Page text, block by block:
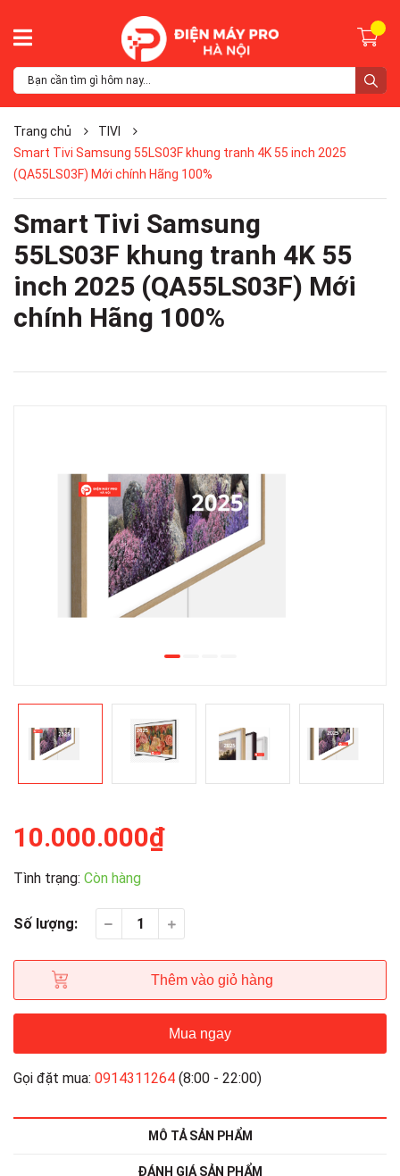
Trang chủ
TIVI
Smart Tivi Samsung 55LS03F khung tranh 4K 55 inch 2025
(QA55LS03F) Mới chính Hãng 100%
Smart Tivi Samsung
55LS03F khung tranh 4K 55
inch 2025 (QA55LS03F) Mới
chính Hãng 100%
10.000.000₫
Tình trạng: Còn hàng
Số lượng:
Thêm vào giỏ hàng
Mua ngay
Gọi đặt mua: 0914311264 (8:00 - 22:00)
MÔ TẢ SẢN PHẨM
ĐÁNH GIÁ SẢN PHẨM